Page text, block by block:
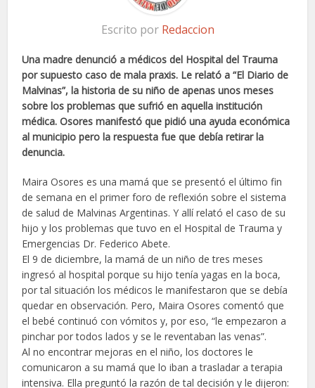
Escrito por Redaccion
Una madre denunció a médicos del Hospital del Trauma
por supuesto caso de mala praxis. Le relató a “El Diario de
Malvinas”, la historia de su niño de apenas unos meses
sobre los problemas que sufrió en aquella institución
médica. Osores manifestó que pidió una ayuda económica
al municipio pero la respuesta fue que debía retirar la
denuncia.
Maira Osores es una mamá que se presentó el último fin
de semana en el primer foro de reflexión sobre el sistema
de salud de Malvinas Argentinas. Y allí relató el caso de su
hijo y los problemas que tuvo en el Hospital de Trauma y
Emergencias Dr. Federico Abete.
El 9 de diciembre, la mamá de un niño de tres meses
ingresó al hospital porque su hijo tenía yagas en la boca,
por tal situación los médicos le manifestaron que se debía
quedar en observación. Pero, Maira Osores comentó que
el bebé continuó con vómitos y, por eso, “le empezaron a
pinchar por todos lados y se le reventaban las venas”.
Al no encontrar mejoras en el niño, los doctores le
comunicaron a su mamá que lo iban a trasladar a terapia
intensiva. Ella preguntó la razón de tal decisión y le dijeron: